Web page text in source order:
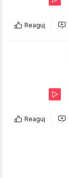
Reaguj
Reaguj